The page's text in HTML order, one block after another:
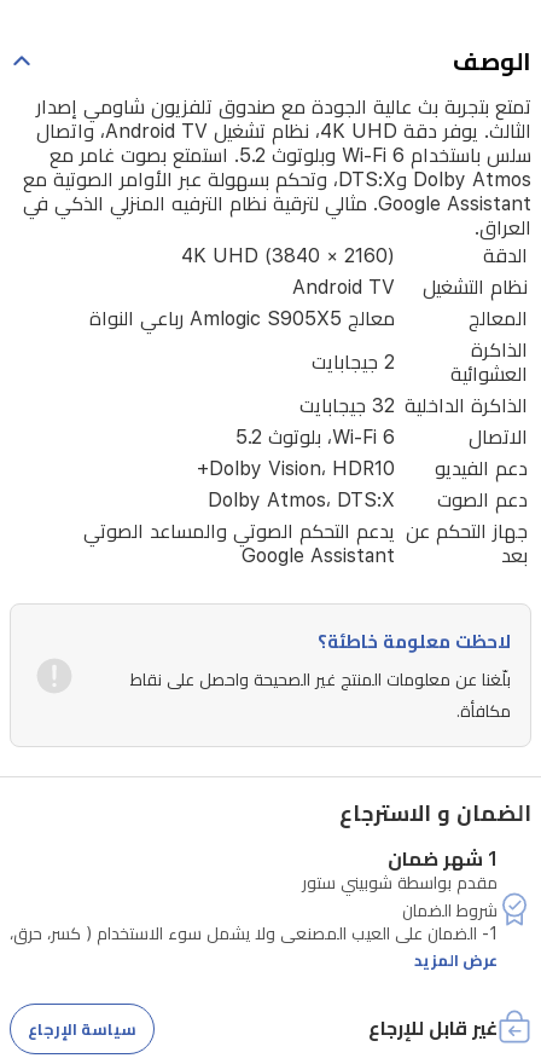
TV،
واتصال
سلس
باستخدام
Wi-
Fi
6
وبلوتوث
5.2.
استمتع
بصوت
غامر
Dolby
Atmos
وDTS:X،
وتحكم
بسهولة
الأوامر
الصوتية
مع
Google
Assistant.
لترقية
نظام
الترفيه
الذكي
الوصف
تمتع بتجربة بث عالية الجودة مع صندوق تلفزيون شاومي إصدار
الثالث. يوفر دقة 4K UHD، نظام تشغيل Android TV، واتصال
سلس باستخدام Wi-Fi 6 وبلوتوث 5.2. استمتع بصوت غامر مع
Dolby Atmos وDTS:X، وتحكم بسهولة عبر الأوامر الصوتية مع
Google Assistant. مثالي لترقية نظام الترفيه المنزلي الذكي في
العراق.
الدقة
4K UHD (3840 × 2160)
نظام التشغيل
Android TV
المعالج
معالج Amlogic S905X5 رباعي النواة
الذاكرة
العشوائية
2 جيجابايت
الذاكرة الداخلية 32 جيجابايت
الاتصال
Wi-Fi 6، بلوتوث 5.2
دعم الفيديو
Dolby Vision، HDR10+
دعم الصوت
Dolby Atmos، DTS:X
جهاز التحكم عن
بعد
يدعم التحكم الصوتي والمساعد الصوتي
Google Assistant
لاحظت معلومة خاطئة؟
بلّغنا عن معلومات المنتج غير الصحيحة واحصل على نقاط
مكافأة.
الضمان و الاسترجاع
1 شهر ضمان
مقدم بواسطة شوبيني ستور
1- الضمان على العيب المصنعي ولا يشمل سوء الاستخدام ( كسر، حرق،
عرض المزيد
غير قابل للإرجاع سياسة الإرجاع